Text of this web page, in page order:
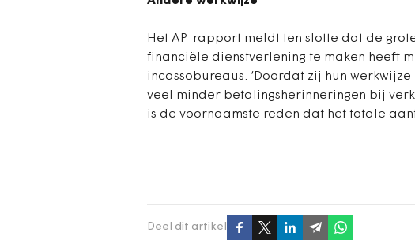
Het AP-rapport meldt ten slotte dat de
financiële dienstverlening te maken heeft
incassobureaus. ‘Doordat zij hun
veel minder betalingsherinneringen bij
is de voornaamste reden dat het totale
Deel dit artikel